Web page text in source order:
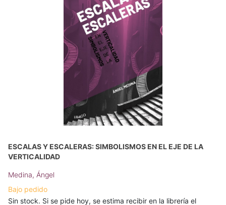
ESCALAS Y ESCALERAS: SIMBOLISMOS EN EL EJE DE LA
VERTICALIDAD
Medina, Ángel
Bajo pedido
Sin stock. Si se pide hoy, se estima recibir en la librería el